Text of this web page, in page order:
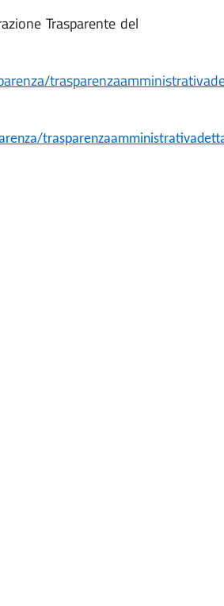
Trasparente del